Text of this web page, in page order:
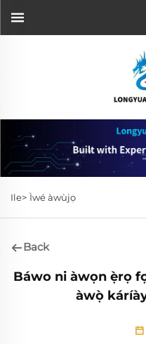
Ile> Ìwé àwùjọ
Back
Báwo ni àwọn ẹ̀rọ
àwọ̀